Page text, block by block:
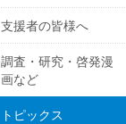
支援者の皆様へ
調査・研究・啓発漫
画など
トピックス